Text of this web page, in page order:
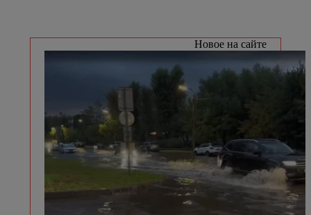
Новое на сайте